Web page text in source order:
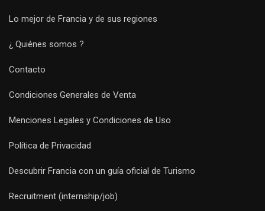
Lo mejor de Francia y de sus regiones
¿ Quiénes somos ?
Contacto
Condiciones Generales de Venta
Menciones Legales y Condiciones de Uso
Política de Privacidad
Descubrir Francia con un guía oficial de Turismo
Recruitment (internship/job)